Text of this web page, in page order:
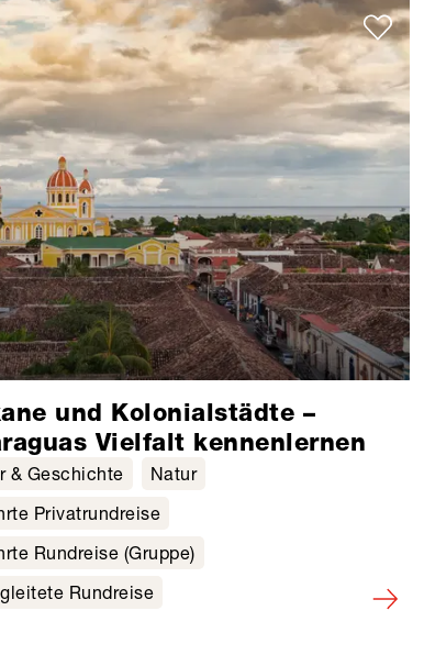
und Kolonialstädte –
Vielfalt kennenlernen
& Geschichte
Natur
Privatrundreise
Rundreise (Gruppe)
Rundreise